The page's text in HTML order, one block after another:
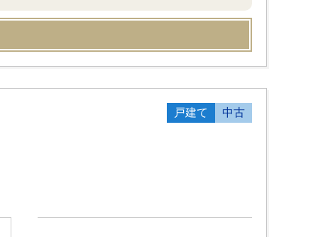
戸建て 中古